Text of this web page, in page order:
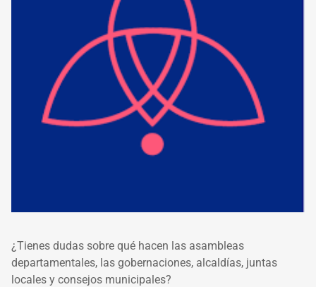
¿Tienes dudas sobre qué hacen las asambleas
departamentales, las gobernaciones, alcaldías, juntas
locales y consejos municipales?